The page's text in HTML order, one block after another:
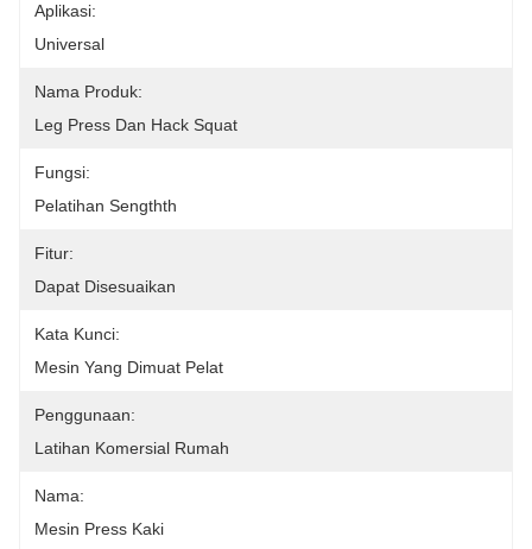
Aplikasi:
Universal
Nama Produk:
Leg Press Dan Hack Squat
Fungsi:
Pelatihan Sengthth
Fitur:
Dapat Disesuaikan
Kata Kunci:
Mesin Yang Dimuat Pelat
Penggunaan:
Latihan Komersial Rumah
Nama:
Mesin Press Kaki